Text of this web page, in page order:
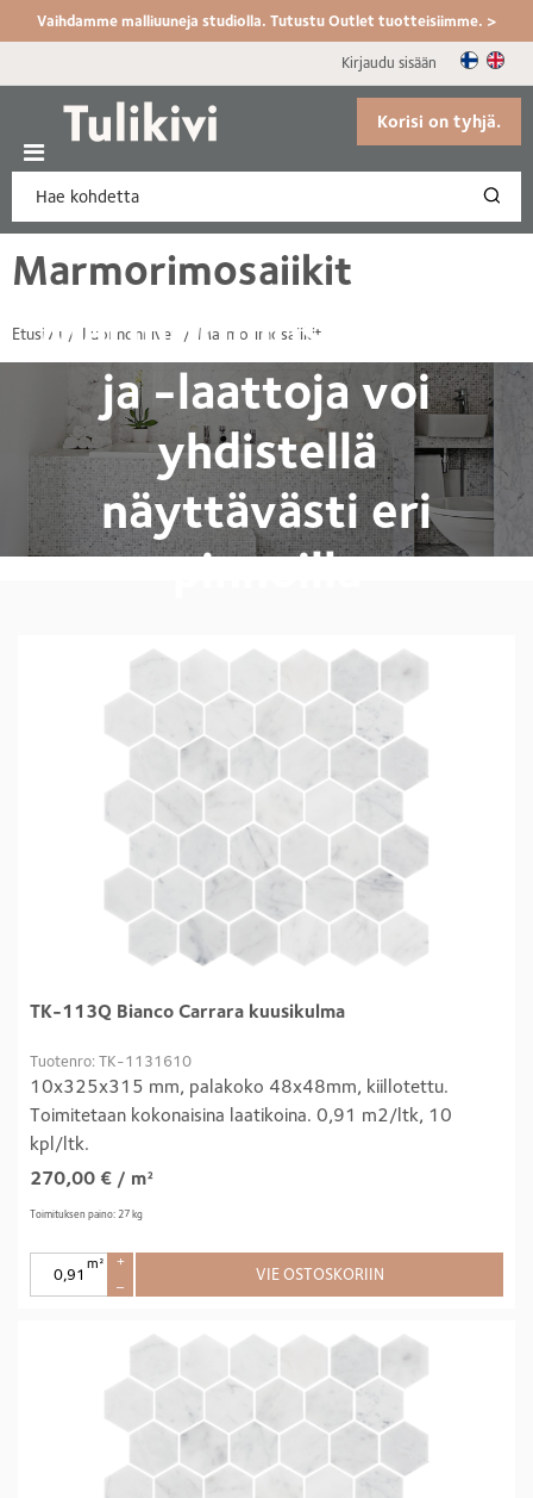
Vaihdamme malliuuneja studiolla. Tutustu Outlet tuotteisiimme. >
Kirjaudu sisään
Korisi on tyhjä.
Etusivu Luonnonkivet Marmorimosaiikit
Marmorimosaiikit
Marmorimosaiikkeja
ja -laattoja voi
yhdistellä
näyttävästi eri
pinnoilla
TK-113Q Bianco Carrara kuusikulma
Tuotenro: TK-1131610
10x325x315 mm, palakoko 48x48mm, kiillotettu.
Toimitetaan kokonaisina laatikoina. 0,91 m2/ltk, 10
kpl/ltk.
270,00 € / m²
Toimituksen paino: 27 kg
m²
+
–
VIE OSTOSKORIIN